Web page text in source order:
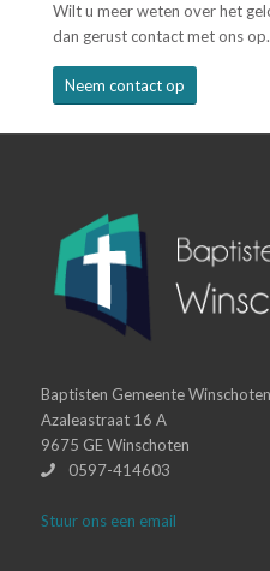
Wilt u meer weten over het
dan gerust contact met ons op.
Neem contact op
Baptisten Gemeente Winschoten
Azaleastraat 16 A
9675 GE Winschoten
0597-414603
Stuur ons een email